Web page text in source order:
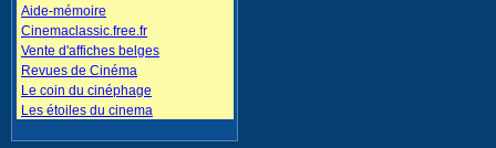
Aide-mémoire
Cinemaclassic.free.fr
Vente d'affiches belges
Revues de Cinéma
Le coin du cinéphage
Les étoiles du cinema